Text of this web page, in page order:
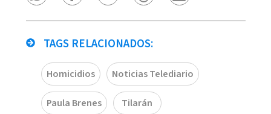
TAGS RELACIONADOS:
Homicidios Noticias Telediario
Paula Brenes Tilarán